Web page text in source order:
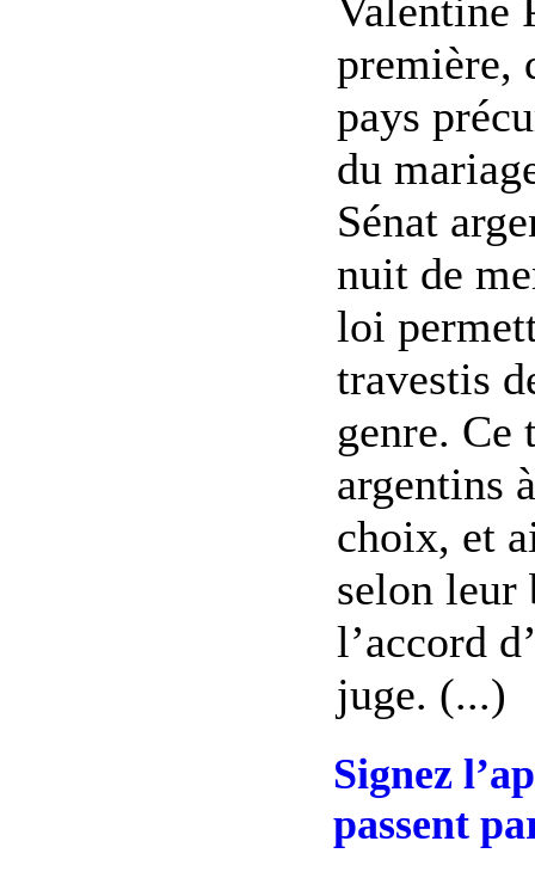
Valentine
première,
pays
du
Sénat
nuit de
loi
travestis
genre. Ce
argentins
choix, et
selon leur
l’accord
juge. (...)
Signez
passent